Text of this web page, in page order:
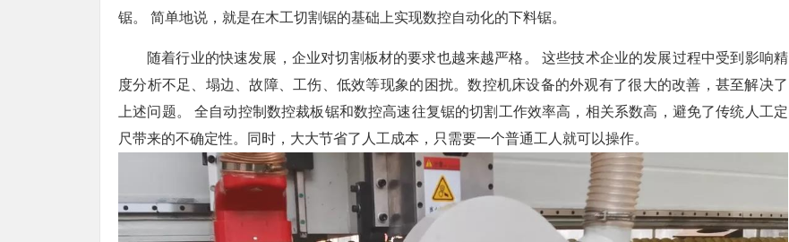
锯。 简单地说，就是在木工切割锯的基础上实现数控自动化的下料锯。
随着行业的快速发展，企业对切割板材的要求也越来越严格。 这些技术企业的发展过程中受到影响精
度分析不足、塌边、故障、工伤、低效等现象的困扰。数控机床设备的外观有了很大的改善，甚至解决了
上述问题。 全自动控制数控裁板锯和数控高速往复锯的切割工作效率高，相关系数高，避免了传统人工定
尺带来的不确定性。同时，大大节省了人工成本，只需要一个普通工人就可以操作。